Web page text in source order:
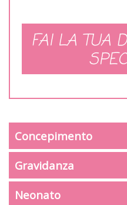
FAI LA TUA
Concepimento
Gravidanza
Neonato